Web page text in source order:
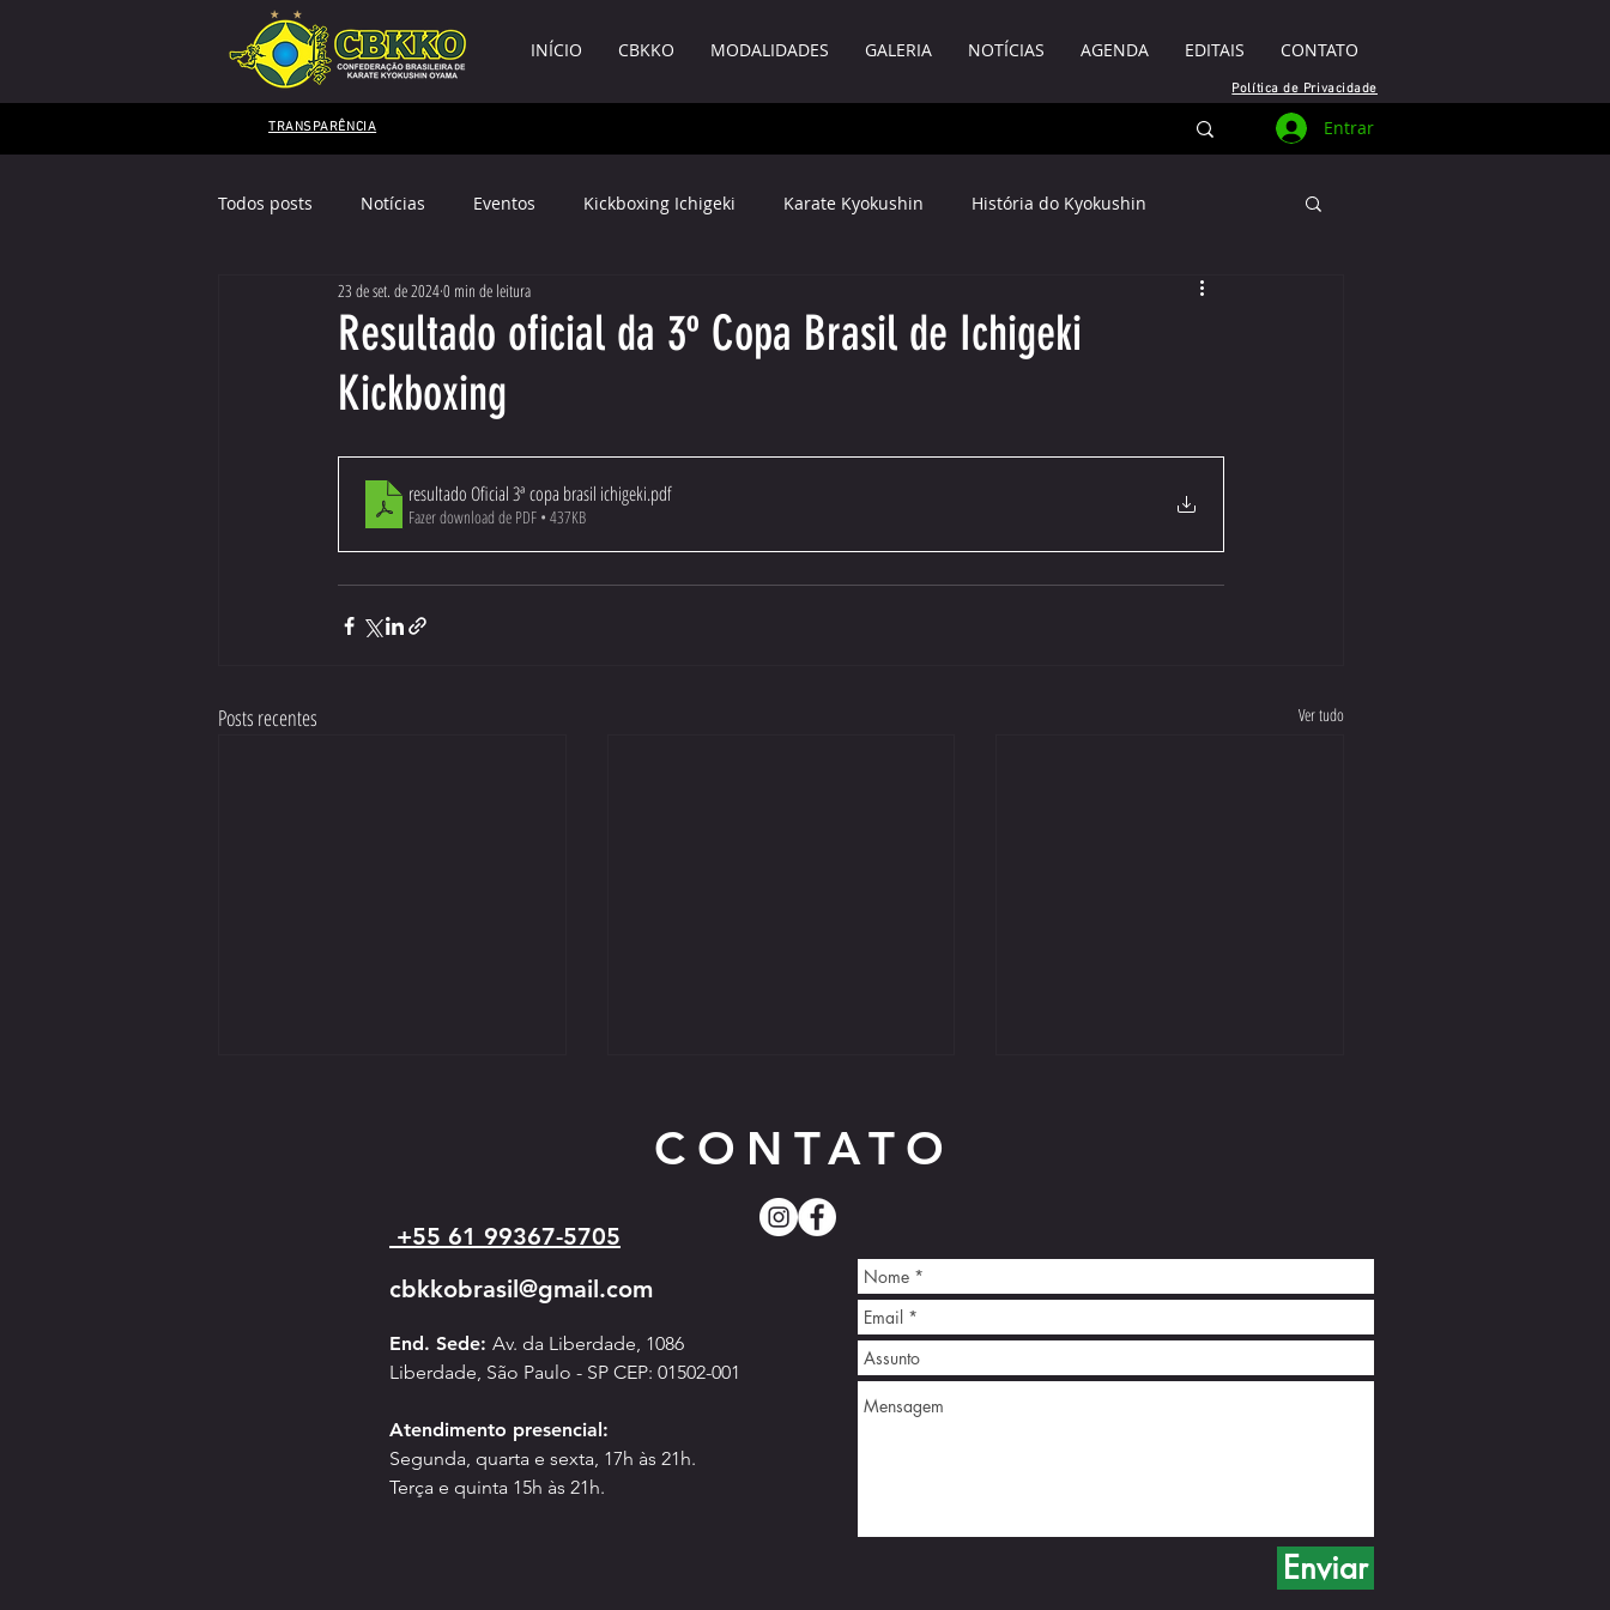
INÍCIO CBKKO MODALIDADES GALERIA NOTÍCIAS AGENDA EDITAIS CONTATO
Política de Privacidade
TRANSPARÊNCIA Entrar
Todos posts Notícias Eventos Kickboxing Ichigeki Karate Kyokushin História do Kyokushin
Mestres Kyokushin EDITAL
Resultado oficial da 3º Copa Brasil de Ichigeki
Kickboxing
23 de set. de 20240 min de leitura
resultado Oficial 3ª copa brasil ichigeki.pdf
Fazer download de PDF • 437KB
Posts recentes Ver tudo
ASSEMBLEIA GERAL ORDINÁRIA - 2026 ASSEMBLEIA GERAL EXTRAORDINÁRIA
Campeonato Sul-Americano de
CONTATO
+55 61 99367-5705
cbkkobrasil@gmail.com
End. Sede: Av. da Liberdade, 1086
Liberdade, São Paulo - SP CEP: 01502-001
Atendimento presencial:
Segunda, quarta e sexta, 17h às 21h.
Terça e quinta 15h às 21h.
Enviar